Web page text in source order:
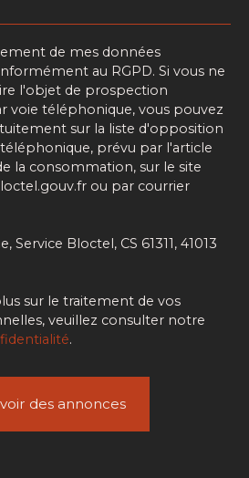
de mes données
au RGPD. Si vous ne
l'objet de prospection
voie téléphonique, vous pouvez
sur la liste d'opposition
prévu par l'article
la consommation, sur le site
ou par courrier
Service Bloctel, CS 61311, 41013
sur le traitement de vos
veuillez consulter notre
.
des annonces